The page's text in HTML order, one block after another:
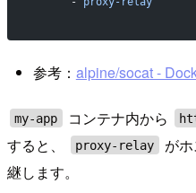
参考： alpine/socat -
my-app コンテナ内から
すると、
proxy-relay が
継します。